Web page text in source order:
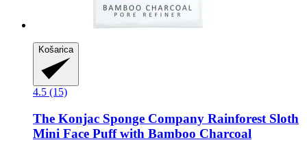
Košarica
4.5 (15)
The Konjac Sponge Company Rainforest Sloth
Mini Face Puff with Bamboo Charcoal